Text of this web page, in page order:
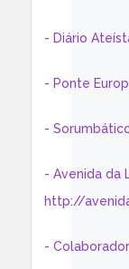
- Diário
- Ponte
-
- Avenida da
http://
-